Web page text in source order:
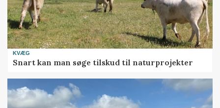
KVÆG
Snart kan man søge tilskud til naturprojekter